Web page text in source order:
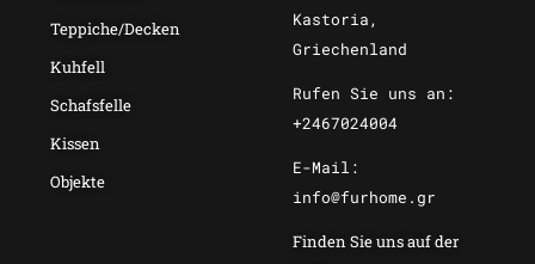
Teppiche/Decken
Kuhfell
Schafsfelle
Kissen
Objekte
Kastoria,
Griechenland
Rufen Sie uns an:
+2467024004
E-Mail:
info@furhome.gr
Finden Sie uns auf der